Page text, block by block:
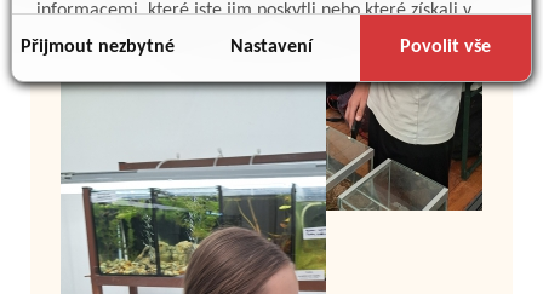
informacemi, které jste jim poskytli nebo které získali v
důsledku toho, že používáte jejich služby.
Přijmout nezbytné Nastavení Povolit vše